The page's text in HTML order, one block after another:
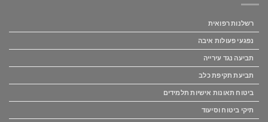
רשלנות רפואית
נפגעי פעולות איבה
תביעה נגד עירייה
תביעת תקיפת כלב
ביטוח תאונות אישיות תלמידים
תיקי ביטוח וסיעוד